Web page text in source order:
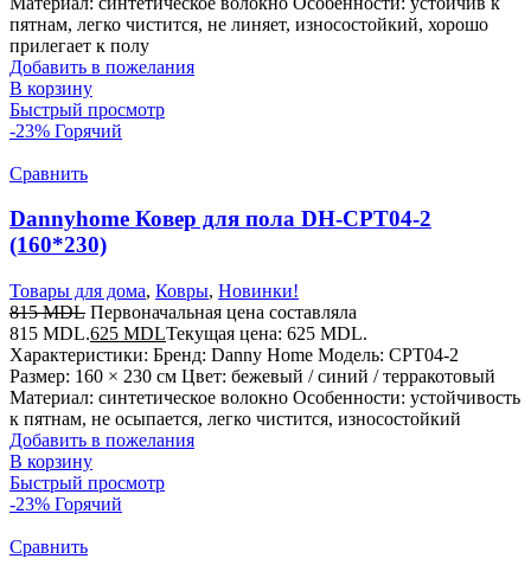
пятнам, легко чистится, не линяет, износостойкий, хорошо
прилегает к полу
Добавить в пожелания
В корзину
Быстрый просмотр
-23% Горячий
Сравнить
Dannyhome Ковер для пола DH-CPT04-2
(160*230)
Товары для дома, Ковры, Новинки!
815MDL Первоначальная цена составляла
815 MDL.625 MDLТекущая цена: 625 MDL.
Характеристики: Бренд: Danny Home Модель: CPT04-2
Размер: 160 × 230 см Цвет: бежевый / синий / терракотовый
Материал: синтетическое волокно Особенности: устойчивость
к пятнам, не осыпается, легко чистится, износостойкий
Добавить в пожелания
В корзину
Быстрый просмотр
-23% Горячий
Сравнить